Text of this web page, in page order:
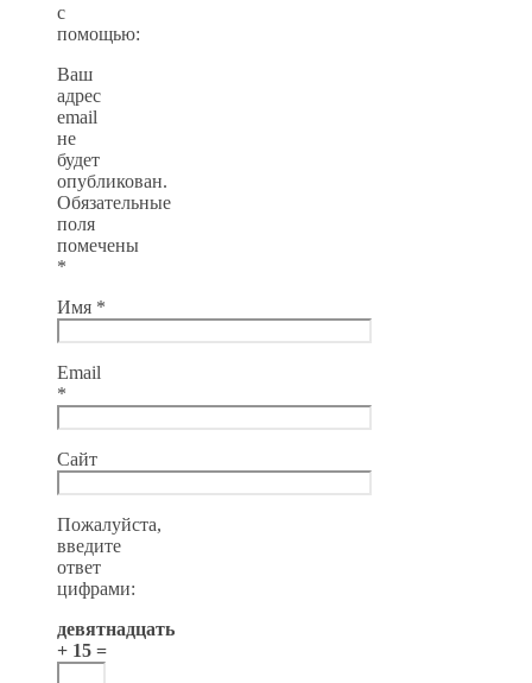
с
помощью:
Ваш
адрес
email
не
будет
опубликован.
Обязательные
поля
помечены
*
Имя *
Email
*
Сайт
Пожалуйста,
введите
ответ
цифрами:
девятнадцать
+ 15 =